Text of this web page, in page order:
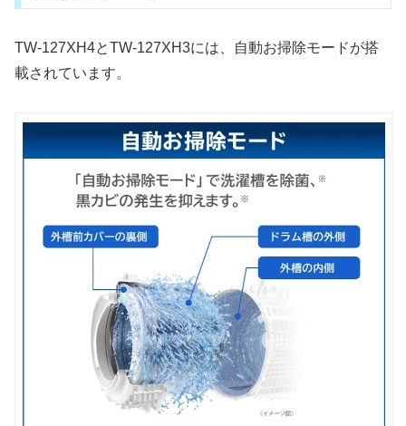
TW-127XH4とTW-127XH3には、自動お掃除モードが搭
載されています。